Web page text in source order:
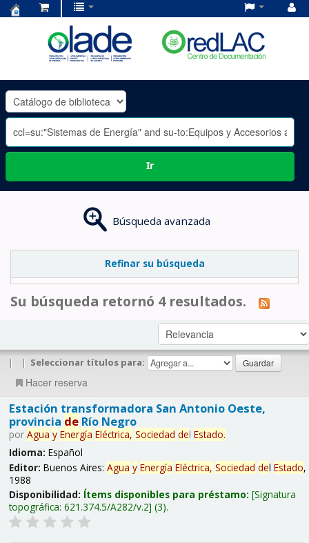
OLADE
-
Ir
Búsqueda avanzada
Refinar su búsqueda
Su búsqueda retornó 4 resultados.
| | Seleccionar títulos para:
Hacer reserva
Estación transformadora San Antonio Oeste,
provincia deRío Negro
por Agua y Energía Eléctrica, Sociedad del Estado.
Idioma: Español
Editor: Buenos Aires: Agua y Energía Eléctrica, Sociedad del Estado,
1988
Disponibilidad: Ítems disponibles para préstamo: Signatura
topográfica: 621.374.5/A282/v.2 (3).